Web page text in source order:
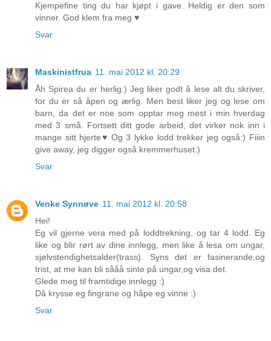
Kjempefine ting du har kjøpt i gave. Heldig er den som
vinner. God klem fra meg ♥
Svar
Maskinistfrua 11. mai 2012 kl. 20:29
Åh Spirea du er herlig:) Jeg liker godt å lese alt du skriver,
for du er så åpen og ærlig. Men best liker jeg og lese om
barn, da det er noe som opptar meg mest i min hverdag
med 3 små. Fortsett ditt gode arbeid, det virker nok inn i
mange sitt hjerte♥ Og 3 lykke lodd trekker jeg også:) Fiiin
give away, jeg digger også kremmerhuset:)
Svar
Venke Synnøve 11. mai 2012 kl. 20:58
Hei!
Eg vil gjerne vera med på loddtrekning, og tar 4 lodd. Eg
like og blir rørt av dine innlegg, men like å lesa om ungar,
sjølvstendighetsalder(trass). Syns det er fasinerande,og
trist, at me kan bli sååå sinte på ungar,og visa det.
Glede meg til framtidige innlegg :)
Då krysse eg fingrane og håpe eg vinne :)
Svar